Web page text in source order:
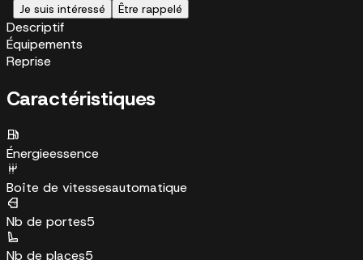
Je suis intéressé Être rappelé
Descriptif
Équipements
Reprise
Caractéristiques
Énergieessence
Boîte de vitessesautomatique
Nb de portes5
Nb de places5